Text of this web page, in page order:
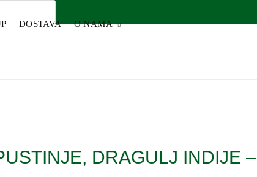
DOSTAVA O NAMA
DRAGULJ INDIJE –